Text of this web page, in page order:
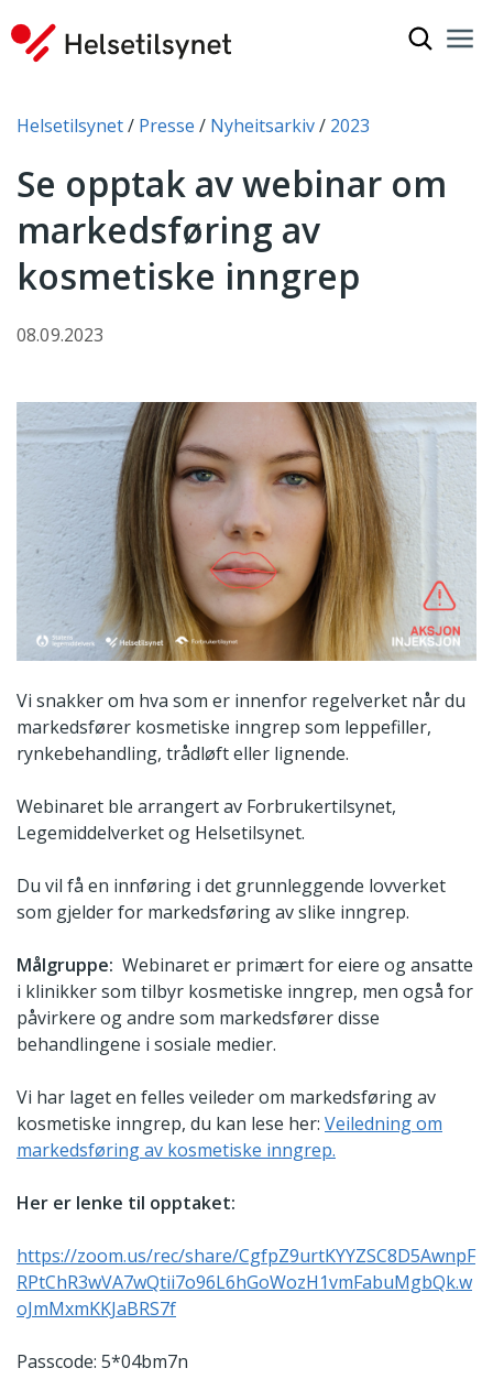
Du er her:
Helsetilsynet Presse Nyheitsarkiv 2023
Se opptak av webinar om
markedsføring av
kosmetiske inngrep
08.09.2023
Vi snakker om hva som er innenfor regelverket når du
markedsfører kosmetiske inngrep som leppefiller,
rynkebehandling, trådløft eller lignende.
Webinaret ble arrangert av Forbrukertilsynet,
Legemiddelverket og Helsetilsynet.
Du vil få en innføring i det grunnleggende lovverket
som gjelder for markedsføring av slike inngrep.
Målgruppe: Webinaret er primært for eiere og ansatte
i klinikker som tilbyr kosmetiske inngrep, men også for
påvirkere og andre som markedsfører disse
behandlingene i sosiale medier.
Vi har laget en felles veileder om markedsføring av
kosmetiske inngrep, du kan lese her: Veiledning om
markedsføring av kosmetiske inngrep.
Her er lenke til opptaket:
https://zoom.us/rec/share/CgfpZ9urtKYYZSC8D5AwnpF
RPtChR3wVA7wQtii7o96L6hGoWozH1vmFabuMgbQk.w
oJmMxmKKJaBRS7f
Passcode: 5*04bm7n